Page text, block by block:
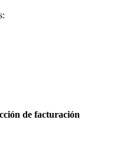
de facturación